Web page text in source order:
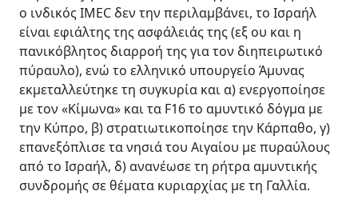
ο ινδικός IMEC δεν την περιλαμβάνει, το Ισραήλ
είναι εφιάλτης της ασφάλειάς της (εξ ου και η
πανικόβλητος διαρροή της για τον διηπειρωτικό
πύραυλο), ενώ το ελληνικό υπουργείο Άμυνας
εκμεταλλεύτηκε τη συγκυρία και α) ενεργοποίησε
με τον «Κίμωνα» και τα F16 το αμυντικό δόγμα με
την Κύπρο, β) στρατιωτικοποίησε την Κάρπαθο, γ)
επανεξόπλισε τα νησιά του Αιγαίου με πυραύλους
από το Ισραήλ, δ) ανανέωσε τη ρήτρα αμυντικής
συνδρομής σε θέματα κυριαρχίας με τη Γαλλία.